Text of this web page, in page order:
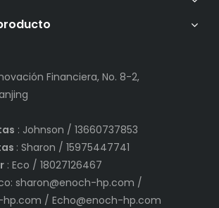
Financiera, No. 8-2,
: Johnson / 13660737853
: Sharon / 15975447741
: Eco / 18027126467
sharon@enoch-hp.com /
hp.com / Echo@enoch-hp.com